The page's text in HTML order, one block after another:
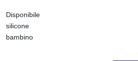
Disponibile
silicone
bambino